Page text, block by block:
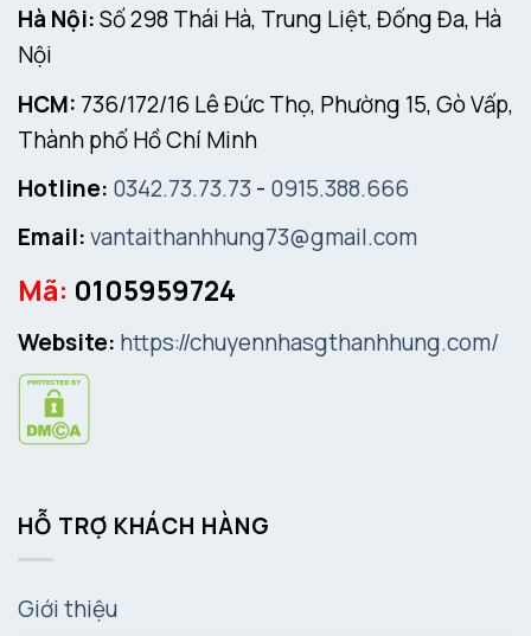
Hà Nội:Số 298 Thái Hà, Trung Liệt, Đống Đa, Hà
Nội
HCM: 736/172/16 Lê Đức Thọ, Phường 15, Gò Vấp,
Thành phố Hồ Chí Minh
Hotline: 0342.73.73.73- 0915.388.666
Email:vantaithanhhung73@gmail.com
Mã: 0105959724
Website: https://chuyennhasgthanhhung.com/
HỖ TRỢ KHÁCH HÀNG
Giới thiệu